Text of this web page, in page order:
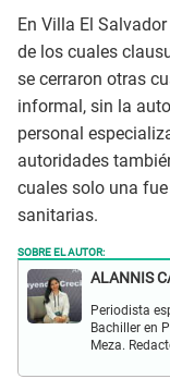
En Villa El
de los cuales
se cerraron otras
informal, sin la
personal
autoridades
cuales solo una
sanitarias.
SOBRE EL AUTOR:
ALANNIS
Periodista
Bachiller en
Meza.